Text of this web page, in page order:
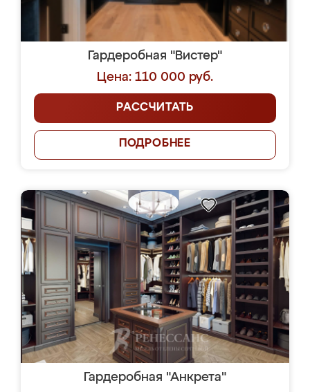
Гардеробная "Вистер"
Цена: 110 000 руб.
РАССЧИТАТЬ
ПОДРОБНЕЕ
Гардеробная "Анкрета"